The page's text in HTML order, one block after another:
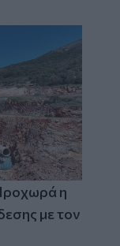
η
με τον